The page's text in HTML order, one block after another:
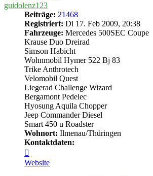
guidolenz123
Beiträge: 21468
Registriert: Di 17. Feb 2009, 20:38
Fahrzeuge: Mercedes 500SEC Coupe
Krause Duo Dreirad
Simson Habicht
Wohnmobil Hymer 522 Bj 83
Trike Anthrotech
Velomobil Quest
Liegerad Challenge Wizard
Bergamont Pedelec
Hyosung Aquila Chopper
Jeep Commander Diesel
Smart 450 u Roadster
Wohnort: Ilmenau/Thüringen
Kontaktdaten:
von
guidolenz123
Website